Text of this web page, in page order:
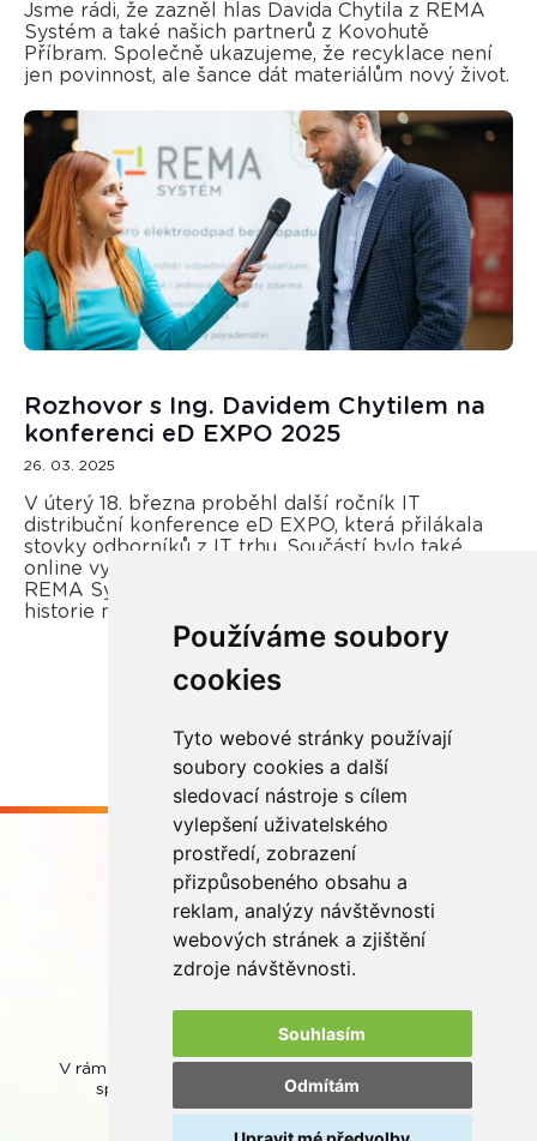
Používáme soubory
cookies
Tyto webové stránky používají
soubory cookies a další
sledovací nástroje s cílem
vylepšení uživatelského
prostředí, zobrazení
přizpůsobeného obsahu a
reklam, analýzy návštěvnosti
webových stránek a zjištění
zdroje návštěvnosti.
Souhlasím
Odmítám
Jsme rádi, že zazněl hlas Davida Chytila z REMA
Systém a také našich partnerů z Kovohutě
Příbram. Společně ukazujeme, že recyklace není
jen povinnost, ale šance dát materiálům nový život.
Rozhovor s Ing. Davidem Chytilem na
konferenci eD EXPO 2025
26. 03. 2025
V úterý 18. března proběhl další ročník IT
distribuční konference eD EXPO, která přilákala
stovky odborníků z IT trhu. Součástí bylo také
online vysílání, ve kterém se člen představenstva
REMA Systém, Ing. David Chytil, ohlédl za 20 lety
historie našeho kolektivního systému.
Buďme ve spojení
V rámci zpětného odběru odpadních přenosných baterií
spolupracujeme se společnostíREMA Battery